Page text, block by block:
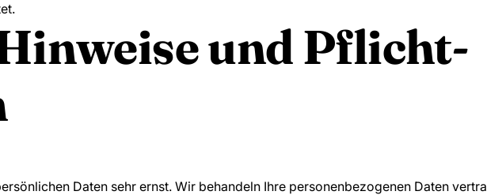
und Pflicht­
Daten sehr ernst. Wir behandeln Ihre personenbezogenen Daten